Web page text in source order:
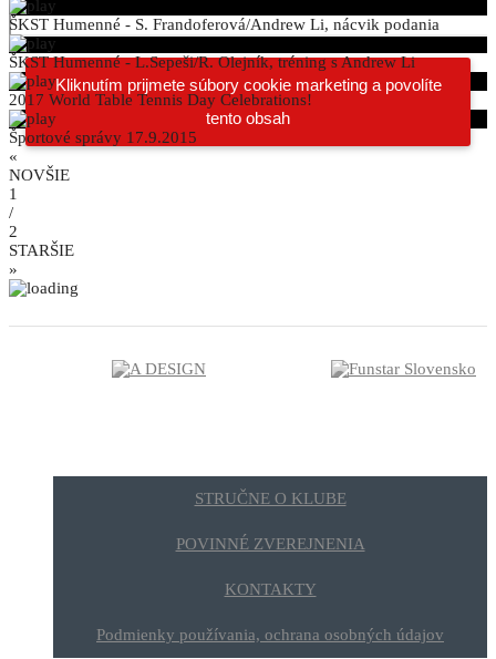
Kliknutím prijmete súbory cookie marketing a povolíte
tento obsah
ŠKST Humenné - S. Frandoferová/Andrew Li, nácvik podania
ŠKST Humenné - L.Sepeši/R. Olejník, tréning s Andrew Li
2017 World Table Tennis Day Celebrations!
Športové správy 17.9.2015
«
NOVŠIE
1
/
2
STARŠIE
»
STRUČNE O KLUBE
POVINNÉ ZVEREJNENIA
KONTAKTY
Podmienky používania, ochrana osobných údajov